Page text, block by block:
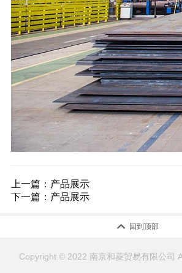
上一篇： 产品展示
下一篇： 产品展示
 回到顶部
Copyright © 2022 南京和菱贸易有限公司